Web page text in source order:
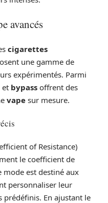
avancés
cigarettes
une gamme de
expérimentés. Parmi
et bypass offrent des
vape sur mesure.
of Resistance)
le coefficient de
mode est destiné aux
personnaliser leur
prédéfinis. En ajustant le